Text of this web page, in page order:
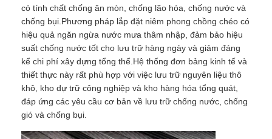
có tính chất chống ăn mòn, chống lão hóa, chống nước và
chống bụi.Phương pháp lắp đặt niêm phong chồng chéo có
hiệu quả ngăn ngừa nước mưa thâm nhập, đảm bảo hiệu
suất chống nước tốt cho lưu trữ hàng ngày và giảm đáng
kể chi phí xây dựng tổng thể.Hệ thống đơn bảng kinh tế và
thiết thực này rất phù hợp với việc lưu trữ nguyên liệu thô
khô, kho dự trữ công nghiệp và kho hàng hóa tổng quát,
đáp ứng các yêu cầu cơ bản về lưu trữ chống nước, chống
gió và chống bụi.